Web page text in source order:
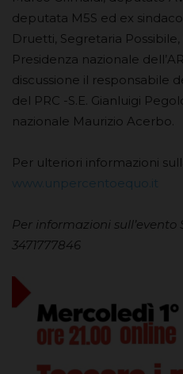
deputata M5S ed ex
Druetti, Segretaria
Presidenza nazionale
discussione il responsabile
del PRC -S.E. Gianluigi
nazionale Maurizio Acerbo.
Per ulteriori informazioni
www.unpercentoequo.it
Per informazioni sull’evento
3471777846